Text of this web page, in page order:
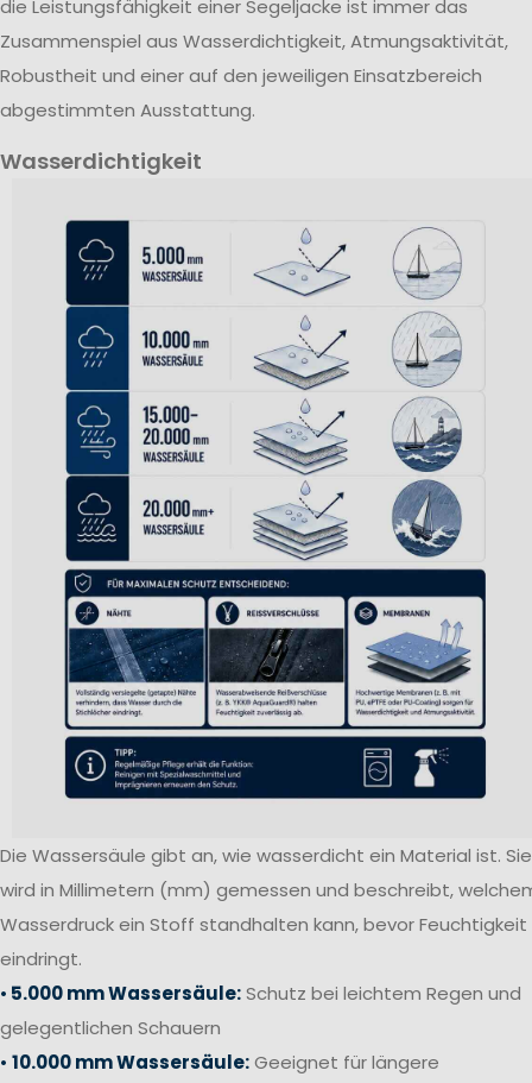
die Leistungsfähigkeit einer Segeljacke ist immer das
Zusammenspiel aus Wasserdichtigkeit, Atmungsaktivität,
Robustheit und einer auf den jeweiligen Einsatzbereich
abgestimmten Ausstattung.
Wasserdichtigkeit
Die Wassersäule gibt an, wie wasserdicht ein Material ist. Sie
wird in Millimetern (mm) gemessen und beschreibt,
Wasserdruck ein Stoff standhalten kann, bevor Feuchtigkeit
eindringt.
• 5.000 mm Wassersäule:Schutz bei leichtem Regen und
gelegentlichen Schauern
• 10.000 mm Wassersäule:Geeignet für längere